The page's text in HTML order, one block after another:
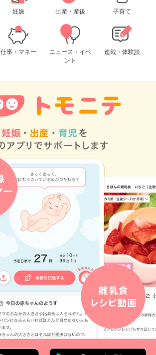
妊娠 出産・産後 子育て
仕事・マネー
ニュース・イベ
ント
連載・体験談